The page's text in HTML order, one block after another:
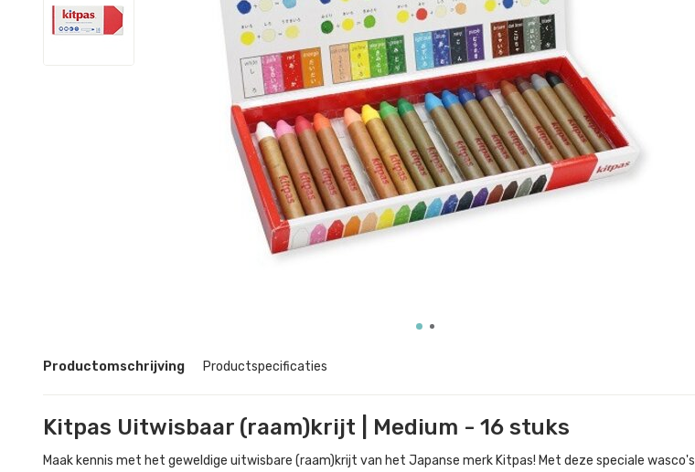
Productomschrijving Productspecificaties
Kitpas Uitwisbaar (raam)krijt | Medium - 16 stuks
Maak kennis met het geweldige uitwisbare (raam)krijt van het Japanse merk Kitpas! Met deze speciale wasco's